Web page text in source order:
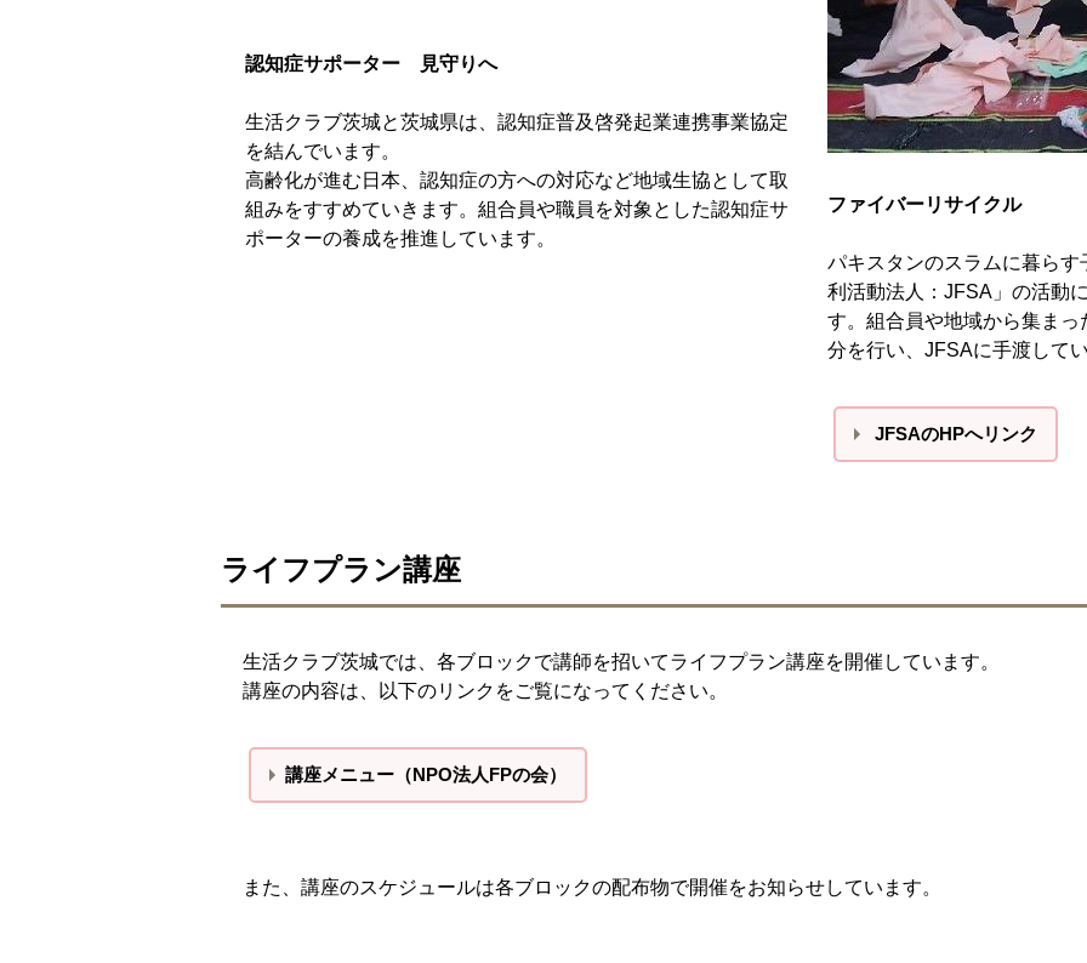
認知症サポーター 見守りへ
生活クラブ茨城と茨城県は、認知症普及啓発起業連携事業協定
を結んでいます。
高齢化が進む日本、認知症の方への対応など地域生協として取
組みをすすめていきます。組合員や職員を対象とした認知症サ
ポーターの養成を推進しています。
ファイバーリサイクル
パキスタンのスラムに暮ら
利活動法人：JFSA」の活動
す。組合員や地域から集ま
分を行い、JFSAに手渡して
JFSAのHPへリンク
ライフプラン講座
生活クラブ茨城では、各ブロックで講師を招いてライフプラン講座を開催しています。
講座の内容は、以下のリンクをご覧になってください。
講座メニュー（NPO法人FPの会）
また、講座のスケジュールは各ブロックの配布物で開催をお知らせしています。